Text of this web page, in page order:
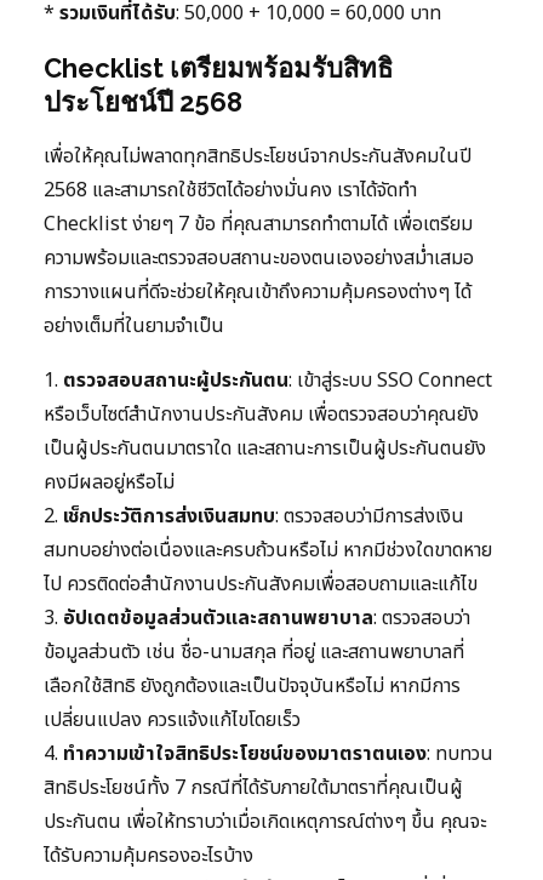
* รวมเงินที่ได้รับ: 50,000 + 10,000 = 60,000 บาท
Checklist เตรียมพร้อมรับสิทธิ
ประโยชน์ปี 2568
เพื่อให้คุณไม่พลาดทุกสิทธิประโยชน์จากประกันสังคมในปี
2568 และสามารถใช้ชีวิตได้อย่างมั่นคง เราได้จัดทำ
Checklist ง่ายๆ 7 ข้อ ที่คุณสามารถทำตามได้ เพื่อเตรียม
ความพร้อมและตรวจสอบสถานะของตนเองอย่างสม่ำเสมอ
การวางแผนที่ดีจะช่วยให้คุณเข้าถึงความคุ้มครองต่างๆ ได้
อย่างเต็มที่ในยามจำเป็น
1. ตรวจสอบสถานะผู้ประกันตน: เข้าสู่ระบบ SSO Connect
หรือเว็บไซต์สำนักงานประกันสังคม เพื่อตรวจสอบว่าคุณยัง
เป็นผู้ประกันตนมาตราใด และสถานะการเป็นผู้ประกันตนยัง
คงมีผลอยู่หรือไม่
2. เช็กประวัติการส่งเงินสมทบ: ตรวจสอบว่ามีการส่งเงิน
สมทบอย่างต่อเนื่องและครบถ้วนหรือไม่ หากมีช่วงใดขาดหาย
ไป ควรติดต่อสำนักงานประกันสังคมเพื่อสอบถามและแก้ไข
3. อัปเดตข้อมูลส่วนตัวและสถานพยาบาล: ตรวจสอบว่า
ข้อมูลส่วนตัว เช่น ชื่อ-นามสกุล ที่อยู่ และสถานพยาบาลที่
เลือกใช้สิทธิ ยังถูกต้องและเป็นปัจจุบันหรือไม่ หากมีการ
เปลี่ยนแปลง ควรแจ้งแก้ไขโดยเร็ว
4. ทำความเข้าใจสิทธิประโยชน์ของมาตราตนเอง: ทบทวน
สิทธิประโยชน์ทั้ง 7 กรณีที่ได้รับภายใต้มาตราที่คุณเป็นผู้
ประกันตน เพื่อให้ทราบว่าเมื่อเกิดเหตุการณ์ต่างๆ ขึ้น คุณจะ
ได้รับความคุ้มครองอะไรบ้าง